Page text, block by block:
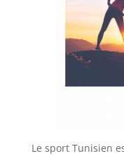
Le sport Tunisien